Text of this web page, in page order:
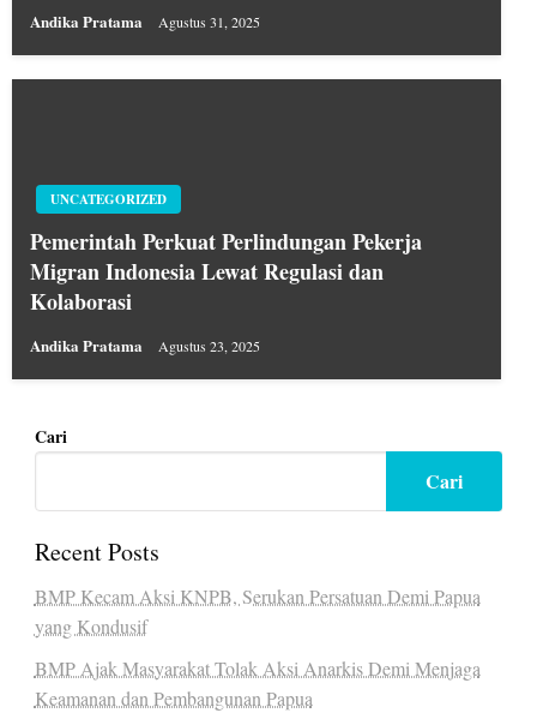
Andika Pratama Agustus 31, 2025
UNCATEGORIZED
Pemerintah Perkuat Perlindungan Pekerja
Migran Indonesia Lewat Regulasi dan
Kolaborasi
Andika Pratama Agustus 23, 2025
Cari
Cari
Recent Posts
BMP Kecam Aksi KNPB, Serukan Persatuan Demi Papua
yang Kondusif
BMP Ajak Masyarakat Tolak Aksi Anarkis Demi Menjaga
Keamanan dan Pembangunan Papua